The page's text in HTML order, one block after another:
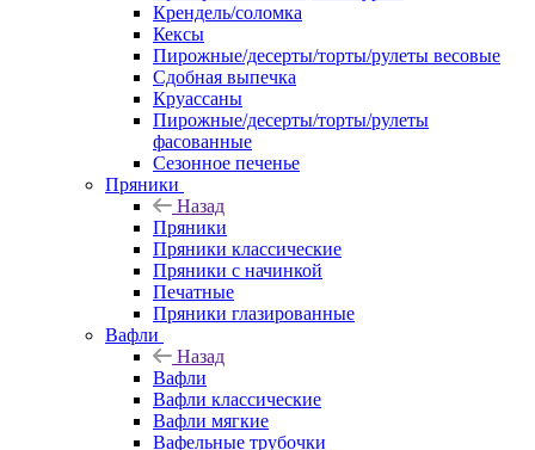
Крендель/соломка
Кексы
Пирожные/десерты/торты/рулеты весовые
Сдобная выпечка
Круассаны
Пирожные/десерты/торты/рулеты
фасованные
Сезонное печенье
Пряники
Назад
Пряники
Пряники классические
Пряники с начинкой
Печатные
Пряники глазированные
Вафли
Назад
Вафли
Вафли классические
Вафли мягкие
Вафельные трубочки